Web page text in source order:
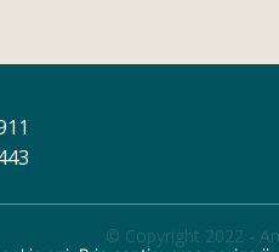
© Copyright 2022 -